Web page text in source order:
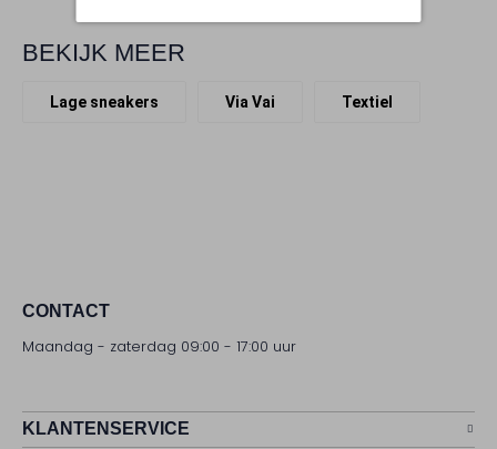
BEKIJK MEER
Lage sneakers Via Vai Textiel
CONTACT
Maandag - zaterdag 09:00 - 17:00 uur
KLANTENSERVICE